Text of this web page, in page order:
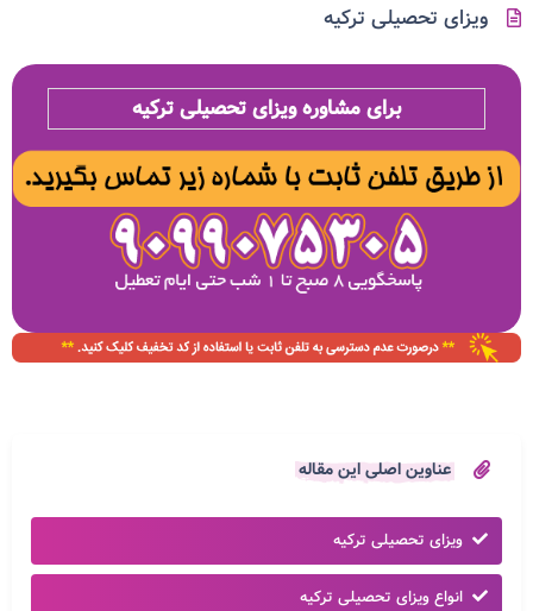
ویزای تحصیلی ترکیه
برای مشاوره ویزای تحصیلی ترکیه
عناوین اصلی این مقاله
ویزای تحصیلی ترکیه
انواع ویزای تحصیلی ترکیه